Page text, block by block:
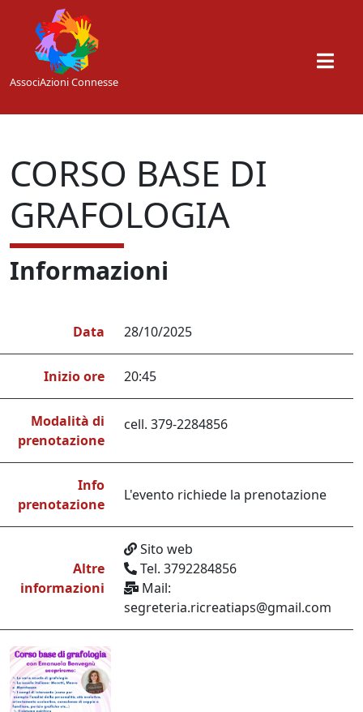
Skip to main content
AssociAzioni Connesse
CORSO BASE DI
GRAFOLOGIA
Informazioni
Data 28/10/2025
Inizio ore 20:45
Modalità di
prenotazione
cell. 379-2284856
Info
prenotazione
L'evento richiede la prenotazione
Altre
informazioni
Sito web
Tel. 3792284856
Mail:
segreteria.ricreatiaps@gmail.com